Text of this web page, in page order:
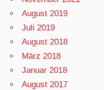
August 2019
Juli 2019
August 2018
März 2018
Januar 2018
August 2017